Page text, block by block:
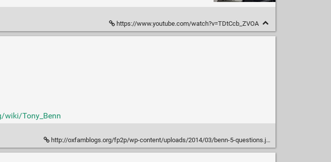
https://www.youtube.com/watch?v=TDtCcb_ZVOA
wiki/Tony_Benn
http://oxfamblogs.org/fp2p/wp-content/uploads/2014/03/benn-5-questions.jpg